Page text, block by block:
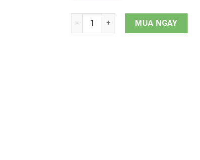
Kính lưng iPhone XS quantity
MUA NGAY